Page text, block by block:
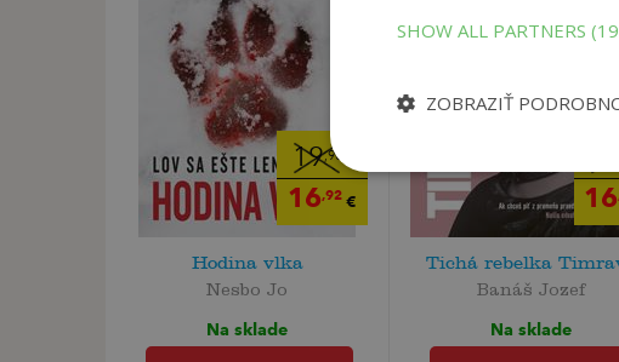
19,90€
16,92€
Hodina vlka
Nesbo Jo
Na sklade
16
Tichá rebelka
Banáš Jozef
Na sklade
SHOW ALL PARTNERS
ZOBRAZIŤ